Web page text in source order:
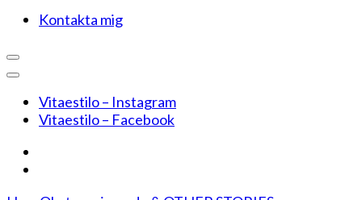
Kontakta mig
Vitaestilo – Instagram
Vitaestilo – Facebook